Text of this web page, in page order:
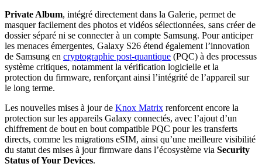
Private Album, intégré directement dans la Galerie, permet de
masquer facilement des photos et vidéos sélectionnées, sans créer de
dossier séparé ni se connecter à un compte Samsung. Pour anticiper
les menaces émergentes, Galaxy S26 étend également l’innovation
de Samsung en cryptographie post-quantique (PQC) à des processus
système critiques, notamment la vérification logicielle et la
protection du firmware, renforçant ainsi l’intégrité de l’appareil sur
le long terme.
Les nouvelles mises à jour de Knox Matrix renforcent encore la
protection sur les appareils Galaxy connectés, avec l’ajout d’un
chiffrement de bout en bout compatible PQC pour les transferts
directs, comme les migrations eSIM, ainsi qu’une meilleure visibilité
du statut des mises à jour firmware dans l’écosystème via Security
Status of Your Devices.